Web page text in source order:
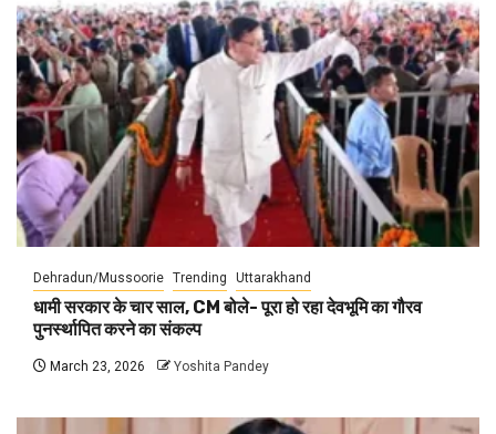
Dehradun/Mussoorie Trending Uttarakhand
धामी सरकार के चार साल, CM बोले- पूरा हो रहा देवभूमि का गौरव
पुनर्स्थापित करने का संकल्प
March 23, 2026 Yoshita Pandey